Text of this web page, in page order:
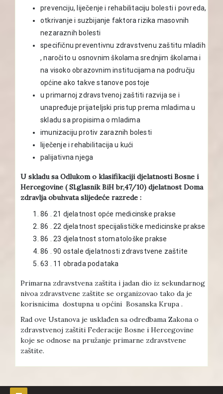
prevenciju, liječenje i rehabilitaciju bolesti i povreda,
otkrivanje i suzbijanje faktora rizika masovnih
nezaraznih bolesti
specifičnu preventivnu zdravstvenu zaštitu mladih
, naročito u osnovnim školama srednjim školama i
na visoko obrazovnim institucijama na području
općine ako takve stanove postoje
u primarnoj zdravstvenoj zaštiti razvija se i
unapređuje prijateljski pristup prema mladima u
skladu sa propisima o mladima
imunizaciju protiv zaraznih bolesti
liječenje i rehabilitacija u kući
palijativna njega
U skladu sa Odlukom o klasifikaciji djelatnosti Bosne i
Hercegovine ( Sl.glasnik BiH br,47/10) djelatnost Doma
zdravlja obuhvata slijedeće razrede :
86 . 21 djelatnost opće medicinske prakse
86 . 22 djelatnost specijalističke medicinske prakse
86 . 23 djelatnost stomatološke prakse
86 . 90 ostale djelatnosti zdravstvene zaštite
63 . 11 obrada podataka
Primarna zdravstvena zaštita i jadan dio iz sekundarnog
nivoa zdravstvene zaštite se organizovao tako da je
korisnicima dostupna u općini Bosanska Krupa .
Rad ove Ustanova je usklađen sa odredbama Zakona o
zdravstvenoj zaštiti Federacije Bosne i Hercegovine
koje se odnose na pružanje primarne zdravstvene
zaštite.